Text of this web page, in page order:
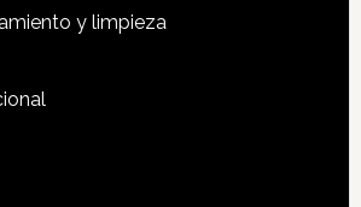
y limpieza